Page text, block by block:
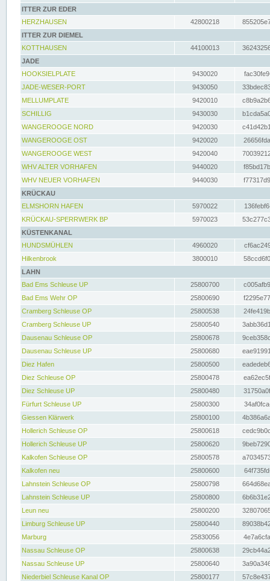
ITTER ZUR EDER
HERZHAUSEN
42800218
ITTER ZUR DIEMEL
KOTTHAUSEN
44100013
JADE
HOOKSIELPLATE
9430020
JADE-WESER-PORT
9430050
MELLUMPLATE
9420010
SCHILLIG
9430030
WANGEROOGE NORD
9420030
WANGEROOGE OST
9420020
WANGEROOGE WEST
9420040
WHV ALTER VORHAFEN
9440020
WHV NEUER VORHAFEN
9440030
KRÜCKAU
ELMSHORN HAFEN
5970022
KRÜCKAU-SPERRWERK BP
5970023
KÜSTENKANAL
HUNDSMÜHLEN
4960020
Hilkenbrook
3800010
LAHN
Bad Ems Schleuse UP
25800700
Bad Ems Wehr OP
25800690
Cramberg Schleuse OP
25800538
Cramberg Schleuse UP
25800540
Dausenau Schleuse OP
25800678
Dausenau Schleuse UP
25800680
Diez Hafen
25800500
Diez Schleuse OP
25800478
Diez Schleuse UP
25800480
Fürfurt Schleuse UP
25800300
Giessen Klärwerk
25800100
Hollerich Schleuse OP
25800618
Hollerich Schleuse UP
25800620
Kalkofen Schleuse OP
25800578
Kalkofen neu
25800600
Lahnstein Schleuse OP
25800798
Lahnstein Schleuse UP
25800800
Leun neu
25800200
Limburg Schleuse UP
25800440
Marburg
25830056
Nassau Schleuse OP
25800638
Nassau Schleuse UP
25800640
Niederbiel Schleuse Kanal OP
25800177